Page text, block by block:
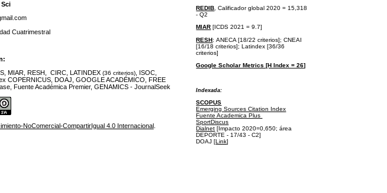
REDIB , Calificador global 2020 = 15,318
- Q2
MIAR [ICDS 2021 = 9.7]
RESH:ANECA [18/22 criterios];CNEAI
[16/18 criterios];Latindex [36/36
criterios]
Google Scholar Metrics [H Index = 26]
Indexada:
SCOPUS
Emerging Sources Citation Index
Fuente Academica Plus
SportDiscus
Dialnet [Impacto 2020=0,650; área
DEPORTE - 17/43 - C2]
DOAJ [Link]
Sci
Cuatrimestral
MIAR, RESH, CIRC, LATINDEX(36 criterios) , ISOC,
COPERNICUS, DOAJ, GOOGLE ACADÉMICO, FREE
Fuente Académica Premier, GENAMICS - JournalSeek
NoComercial-CompartirIgual 4.0 Internacional.